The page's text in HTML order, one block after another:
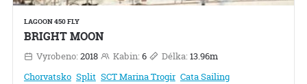
LAGOON 450 FLY
BRIGHT MOON
Vyrobeno: 2018 Kabin: 6 Délka: 13.96m
Chorvatsko Split SCT Marina Trogir Cata Sailing